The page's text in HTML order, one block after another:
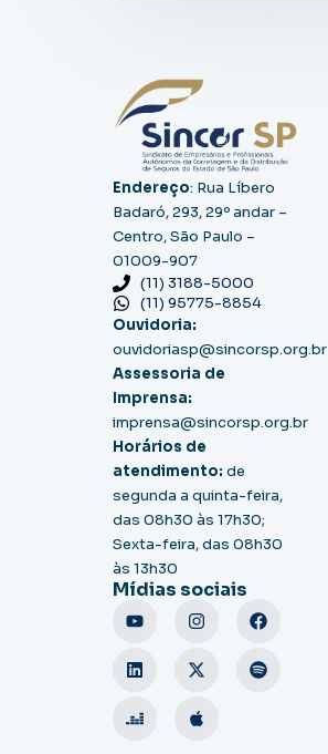
Endereço: Rua Líbero
Badaró, 293, 29º andar –
Centro, São Paulo –
01009-907
(11) 3188-5000
(11) 95775-8854
Ouvidoria:
ouvidoriasp@sincorsp.org.br
Assessoria de
Imprensa:
imprensa@sincorsp.org.br
Horários de
atendimento: de
segunda a quinta-feira,
das 08h30 às 17h30;
Sexta-feira, das 08h30
às 13h30
Mídias sociais